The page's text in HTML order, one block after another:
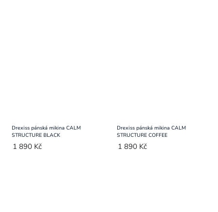
Drexiss pánská mikina CALM
STRUCTURE BLACK
1 890 Kč
Drexiss pánská mikina CALM
STRUCTURE COFFEE
1 890 Kč